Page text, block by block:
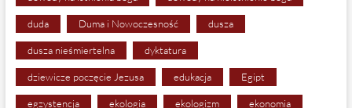
duda Duma i Nowoczesność dusza
dusza nieśmiertelna dyktatura
dziewicze poczęcie Jezusa edukacja Egipt
egzystencja ekologia ekologizm ekonomia